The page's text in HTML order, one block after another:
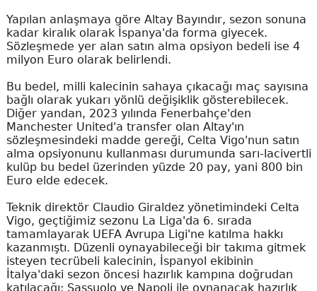
Yapılan anlaşmaya göre Altay Bayındır, sezon sonuna
kadar kiralık olarak İspanya'da forma giyecek.
Sözleşmede yer alan satın alma opsiyon bedeli ise 4
milyon Euro olarak belirlendi.
Bu bedel, milli kalecinin sahaya çıkacağı maç sayısına
bağlı olarak yukarı yönlü değişiklik gösterebilecek.
Diğer yandan, 2023 yılında Fenerbahçe'den
Manchester United'a transfer olan Altay'ın
sözleşmesindeki madde gereği, Celta Vigo'nun satın
alma opsiyonunu kullanması durumunda sarı-lacivertli
kulüp bu bedel üzerinden yüzde 20 pay, yani 800 bin
Euro elde edecek.
Teknik direktör Claudio Giraldez yönetimindeki Celta
Vigo, geçtiğimiz sezonu La Liga'da 6. sırada
tamamlayarak UEFA Avrupa Ligi'ne katılma hakkı
kazanmıştı. Düzenli oynayabileceği bir takıma gitmek
isteyen tecrübeli kalecinin, İspanyol ekibinin
İtalya'daki sezon öncesi hazırlık kampına doğrudan
katılacağı; Sassuolo ve Napoli ile oynanacak hazırlık